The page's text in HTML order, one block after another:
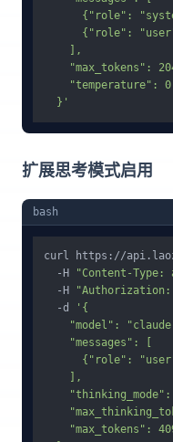
{"role":
{"role":
    ],
"max_tokens":
"temperature":
  }'
扩展思考模式启用
bash
curl https://
  -H
"Content-
  -H
"Authorization:
  -d
'{
"model":
    "messages": [
{"role":
    ],
"max_tokens":